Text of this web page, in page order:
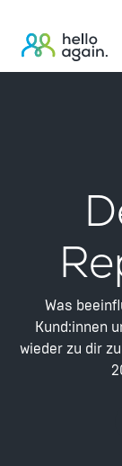
Was
Kund:innen
wieder zu dir